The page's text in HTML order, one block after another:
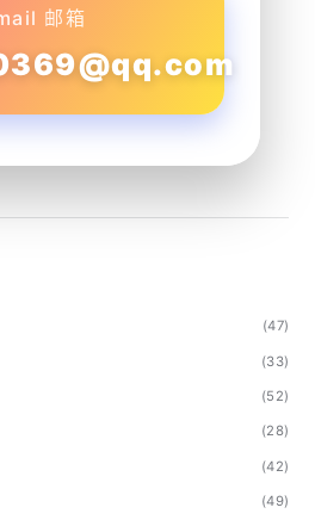
邮箱
(47)
(33)
(52)
(28)
(42)
(49)